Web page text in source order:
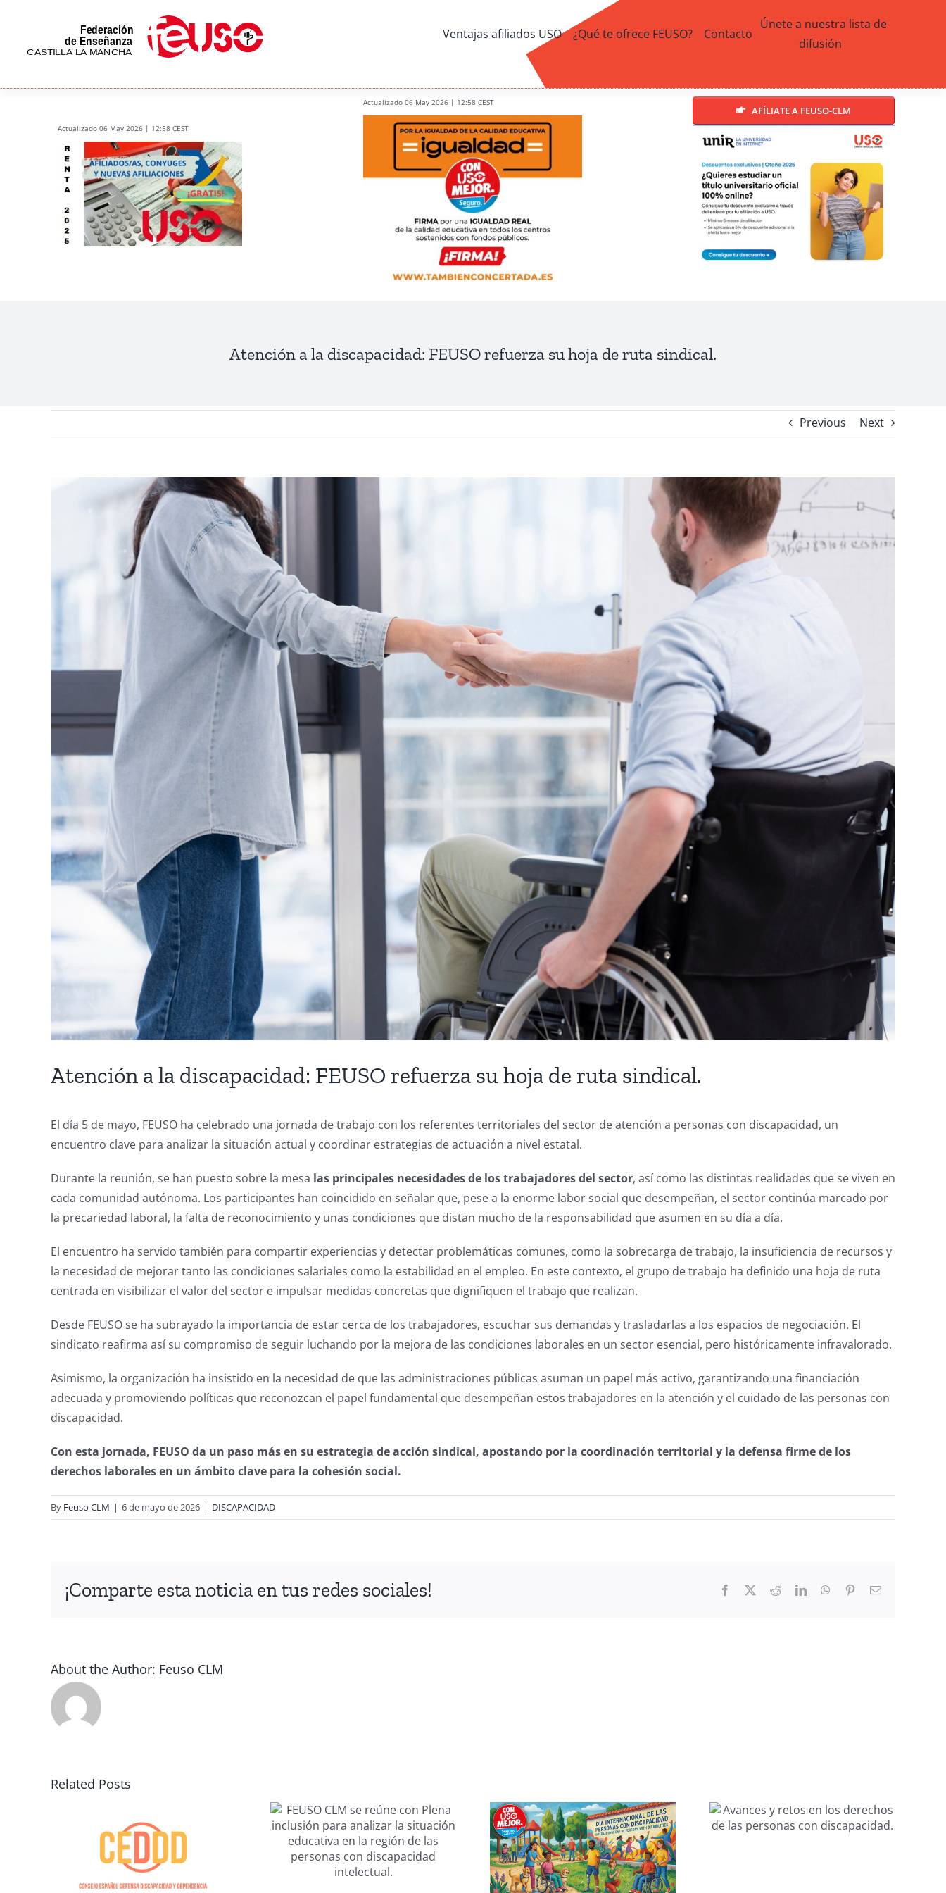
content
Ventajas afiliados USO ¿Qué te ofrece FEUSO? Contacto
Únete a nuestra lista de
difusión
Actualizado 06 May 2026 | 12:58 CEST
Actualizado 06 May 2026 | 12:58 CEST
AFÍLIATE A FEUSO-CLM
Atención a la discapacidad: FEUSO refuerza su hoja de ruta sindical.
Previous Next
Atención a la discapacidad: FEUSO refuerza su hoja de ruta sindical.
El día 5 de mayo, FEUSO ha celebrado una jornada de trabajo con los referentes territoriales del sector de atención a personas con discapacidad, un
encuentro clave para analizar la situación actual y coordinar estrategias de actuación a nivel estatal.
Durante la reunión, se han puesto sobre la mesa las principales necesidades de los trabajadores del sector, así como las distintas realidades que se viven en
cada comunidad autónoma. Los participantes han coincidido en señalar que, pese a la enorme labor social que desempeñan, el sector continúa marcado por
la precariedad laboral, la falta de reconocimiento y unas condiciones que distan mucho de la responsabilidad que asumen en su día a día.
El encuentro ha servido también para compartir experiencias y detectar problemáticas comunes, como la sobrecarga de trabajo, la insuficiencia de recursos y
la necesidad de mejorar tanto las condiciones salariales como la estabilidad en el empleo. En este contexto, el grupo de trabajo ha definido una hoja de ruta
centrada en visibilizar el valor del sector e impulsar medidas concretas que dignifiquen el trabajo que realizan.
Desde FEUSO se ha subrayado la importancia de estar cerca de los trabajadores, escuchar sus demandas y trasladarlas a los espacios de negociación. El
sindicato reafirma así su compromiso de seguir luchando por la mejora de las condiciones laborales en un sector esencial, pero históricamente infravalorado.
Asimismo, la organización ha insistido en la necesidad de que las administraciones públicas asuman un papel más activo, garantizando una financiación
adecuada y promoviendo políticas que reconozcan el papel fundamental que desempeñan estos trabajadores en la atención y el cuidado de las personas con
discapacidad.
Con esta jornada, FEUSO da un paso más en su estrategia de acción sindical, apostando por la coordinación territorial y la defensa firme de los
derechos laborales en un ámbito clave para la cohesión social.
By Feuso CLM | 6 de mayo de 2026 | DISCAPACIDAD
¡Comparte esta noticia en tus redes sociales! Facebook RedditLinkedInWhatsApp
PinterestEmail
About the Author: Feuso CLM
Related Postsinclusión para
analizar la
situación
educativa en la
3 de diciembre:
Día Internacional
de las Personas
en los derechos de
las personas con
discapacidad.
autonomía: Las